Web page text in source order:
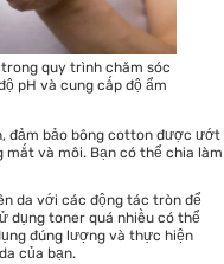
quy trình chăm sóc
pH và cung cấp độ ẩm
đảm bảo bông cotton được ướt
mắt và môi. Bạn có thể chia làm
da với các động tác tròn để
dụng toner quá nhiều có thể
đúng lượng và thực hiện
của bạn.